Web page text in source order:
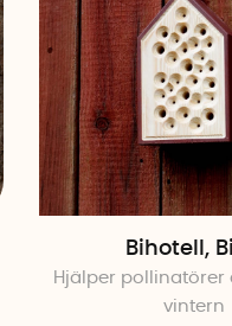
Bihotell,
Hjälper pollinatörer
vintern